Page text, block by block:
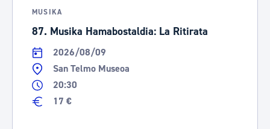
MUSIKA
87. Musika Hamabostaldia: La Ritirata
2026/08/09
San Telmo Museoa
20:30
17 €